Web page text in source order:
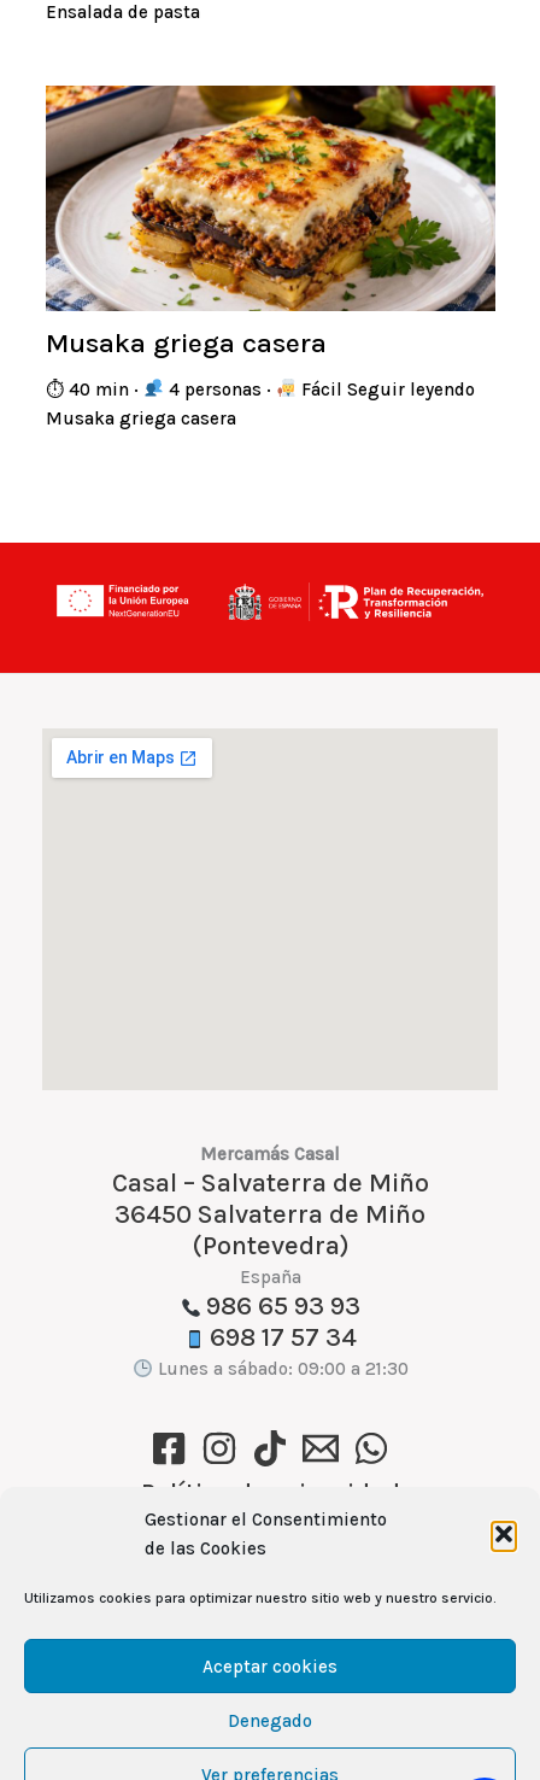
Gestionar el Consentimiento
de las Cookies
Utilizamos cookies para optimizar nuestro sitio web y nuestro servicio.
Aceptar cookies
Denegado
Ver preferencias
Ensalada de pasta
Musaka griega casera
⏱ 40 min · 4 personas ·
Fácil Seguir leyendo
Musaka griega casera
Mercamás Casal
Casal – Salvaterra de Miño
36450 Salvaterra de Miño
(Pontevedra)
España
986 65 93 93
698 17 57 34
Lunes a sábado: 09:00 a 21:30
Política de privacidad
Política de cookies (UE)
Aviso Legal
Ver recetas →
Copyright © 2026 Mercamas Casal | Powered by 104